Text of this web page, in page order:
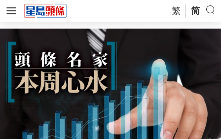
繁 简